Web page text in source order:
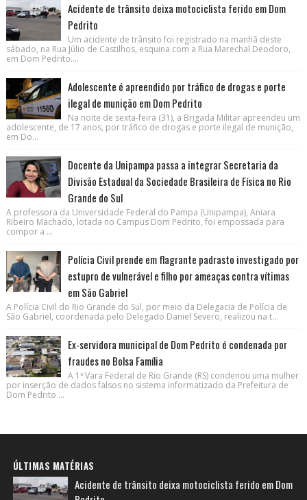
Acidente de trânsito deixa motociclista ferido em Dom
Pedrito
Um acidente de trânsito foi registrado na manhã deste
sábado, na Rua Júlio de Castilhos, esquina com a Rua Marechal Deodoro,
em Dom Pedrito....
Adolescente é apreendido por tráfico de drogas e porte
ilegal de munição em Dom Pedrito
Na noite de sexta-feira (31), a Brigada Militar apreendeu um
adolescente, de 17 anos, por tráfico de drogas e porte ilegal de munição,
em Do...
Docente da Unipampa passa a integrar Secretaria da
Divisão Estadual da Sociedade Brasileira de Física no Rio
Grande do Sul
A professora da Universidade Federal do Pampa (Unipampa), Aniara
Ribeiro Machado, lotada no Campus Dom Pedrito, foi empossada para
compor a ...
Polícia Civil prende em flagrante padrasto investigado por
estupro de vulnerável e filho por ameaças contra vítimas
em São Gabriel
A Polícia Civil do Rio Grande do Sul, por meio da Delegacia de Polícia de
São Gabriel, coordenada pelo Delegado Daniel Severo, realizou na t...
Ex-servidora municipal de Dom Pedrito é condenada por
fraudes no Bolsa Família
A 1ª Vara Federal de Rio Grande (RS) condenou uma mulher
por inserção de dados falsos no sistema informatizado da Prefeitura de
Dom Pedrito ...
ÚLTIMAS MATÉRIAS
Acidente de trânsito deixa motociclista ferido em Dom